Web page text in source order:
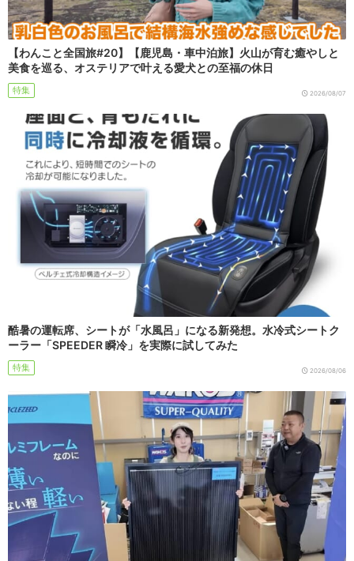
【わんこと全国旅#20】【鹿児島・車中泊旅】火山が育む癒やしと
美食を巡る、オステリアで叶える愛犬との至福の休日
特集 2026/08/07
酷暑の運転席、シートが「水風呂」になる新発想。水冷式シートク
ーラー「SPEEDER 瞬冷」を実際に試してみた
特集 2026/08/06